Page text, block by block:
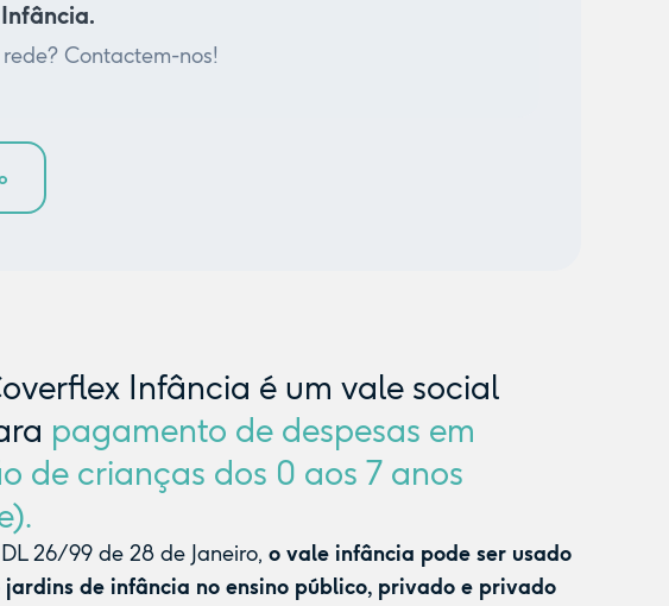
Contactem-nos!
Infância é um vale social
pagamento de despesas em
de crianças dos 0 aos 7 anos
26/99 de 28 de Janeiro, o vale infância pode ser usado
jardins de infância no ensino público, privado e privado